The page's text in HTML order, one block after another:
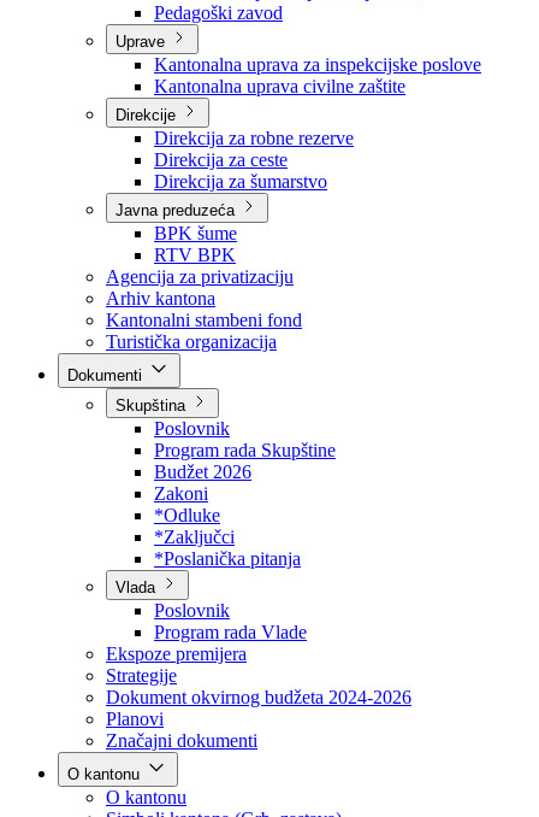
Zavod zdravstvenog osiguranja
Zavod za javno zdravstvo
Zavod za besplatnu pravnu pomoć
Pedagoški zavod
Uprave
Kantonalna uprava za inspekcijske poslove
Kantonalna uprava civilne zaštite
Direkcije
Direkcija za robne rezerve
Direkcija za ceste
Direkcija za šumarstvo
Javna preduzeća
BPK šume
RTV BPK
Agencija za privatizaciju
Arhiv kantona
Kantonalni stambeni fond
Turistička organizacija
Skupština
Poslovnik
Program rada Skupštine
Budžet 2026
Zakoni
*Odluke
*Zaključci
*Poslanička pitanja
Vlada
Poslovnik
Program rada Vlade
Ekspoze premijera
Strategije
Dokument okvirnog budžeta 2024-2026
Planovi
Značajni dokumenti